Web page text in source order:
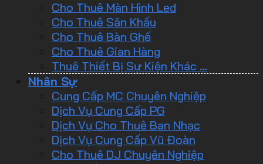
Cho Thuê Màn Hình Led
Cho Thuê Sân Khấu
Cho Thuê Bàn Ghế
Cho Thuê Gian Hàng
Thuê Thiết Bị Sự Kiện Khác …
Nhân Sự
Cung Cấp MC Chuyên Nghiệp
Dịch Vụ Cung Cấp PG
Dịch Vụ Cho Thuê Ban Nhạc
Dịch Vụ Cung Cấp Vũ Đoàn
Cho Thuê DJ Chuyên Nghiệp